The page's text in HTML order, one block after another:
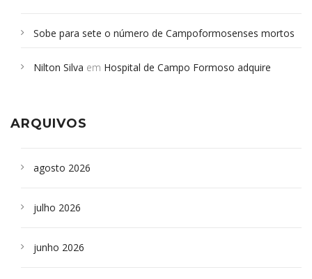
Sobe para sete o número de Campoformosenses mortos
Campoformosenses que morreram em desabamentos são
Nilton Silva em Hospital de Campo Formoso adquire
ARQUIVOS
agosto 2026
julho 2026
junho 2026